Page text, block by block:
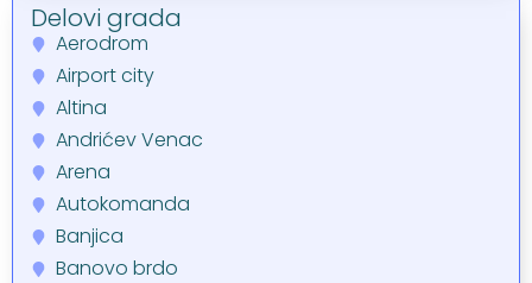
Delovi grada
Aerodrom
Airport city
Altina
Andrićev Venac
Arena
Autokomanda
Banjica
Banovo brdo